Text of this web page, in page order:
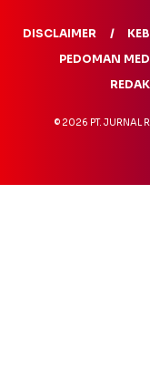
DISCLAIMER
PEDOMAN
© 2026 PT. JURNAL